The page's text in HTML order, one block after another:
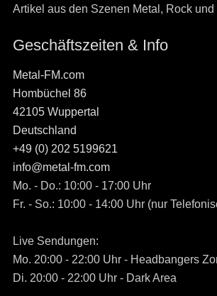
Artikel aus den Szenen Metal, Rock und
Geschäftszeiten & Info
Metal-FM.com
Hombüchel 86
42105 Wuppertal
Deutschland
+49 (0) 202 5199621
info@metal-fm.com
Mo. - Do.: 10:00 - 17:00 Uhr
Fr. - So.: 10:00 - 14:00 Uhr (nur
Live Sendungen:
Mo. 20:00 - 22:00 Uhr - Headbangers
Di. 20:00 - 22:00 Uhr - Dark Area